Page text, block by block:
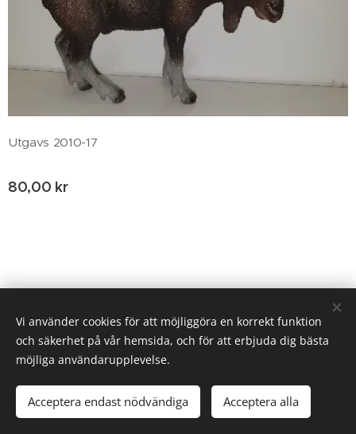
Utgavs 2010-17
80,00 kr
Lägg i kundvagnen
© 2020 Birgitta Helm, Broestorp 1175, 289 93 Broby
Cookies
Vi använder cookies för att möjliggöra en korrekt funktion
och säkerhet på vår hemsida, och för att erbjuda dig bästa
möjliga användarupplevelse.
Acceptera endast nödvändiga Acceptera alla